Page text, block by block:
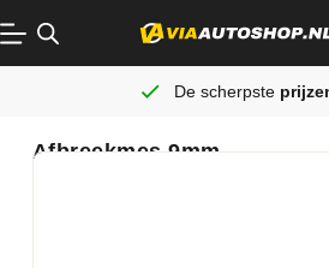
De scherpste
Afbreekmes 9mm